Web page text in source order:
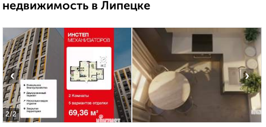
недвижимость в Липецке
2/2
‹ ›